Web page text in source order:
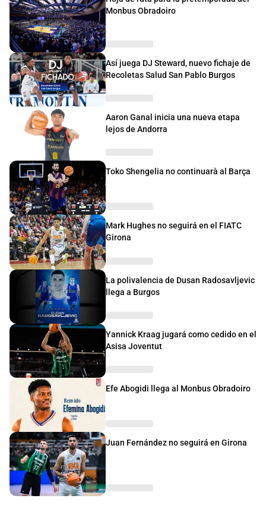
Monbus Obradoiro
Así juega DJ Steward, nuevo fichaje de
Recoletas Salud San Pablo Burgos
Aaron Ganal inicia una nueva etapa
lejos de Andorra
Toko Shengelia no continuarà al Barça
Mark Hughes no seguirá en el FIATC
Girona
La polivalencia de Dusan Radosavljevic
llega a Burgos
Yannick Kraag jugará como cedido en el
Asisa Joventut
Efe Abogidi llega al Monbus Obradoiro
Juan Fernández no seguirá en Girona